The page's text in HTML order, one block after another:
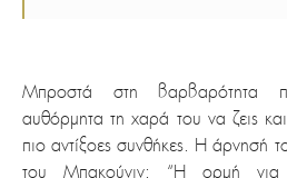
Μπροστά στη βαρβαρότητα
αυθόρμητα τη χαρά του να ζεις
πιο αντίξοες συνθήκες. Η άρνησή
του Μπακούνιν: “Η ορμή για